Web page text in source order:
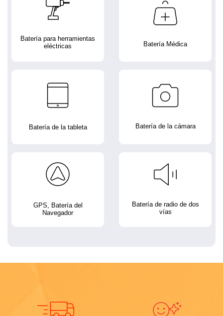
Batería para herramientas
eléctricas
Batería Médica
Batería de la tableta Batería de la cámara
GPS, Batería del
Navegador
Batería de radio de dos
vías